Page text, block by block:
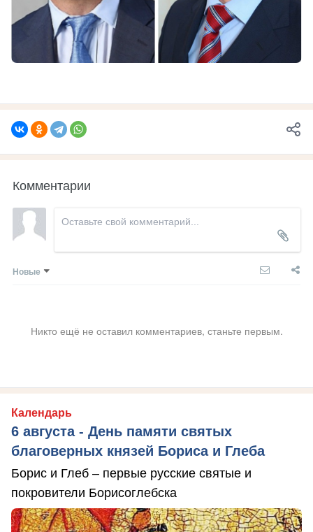
Комментарии
Новые
Никто ещё не оставил комментариев, станьте первым.
Календарь
6 августа - День памяти святых
благоверных князей Бориса и Глеба
Борис и Глеб – первые русские святые и
покровители Борисоглебска